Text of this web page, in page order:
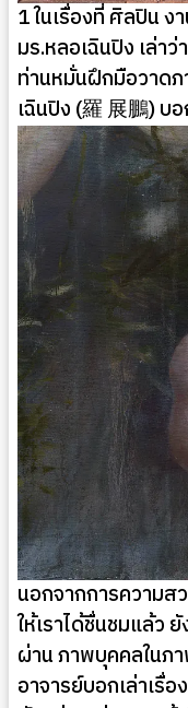
1 ในเรื่องที่ ศิลปิน
มร.หลอเฉินปิง เล่า
ท่านหมั่นฝึกมือวาดภ
เฉินปิง (羅 展鵬) บ
นอกจากการความ
ให้เราได้ชื่นชมแล้ว
ผ่าน ภาพบุคคลในภ
อาจารย์บอกเล่าเรื่อ